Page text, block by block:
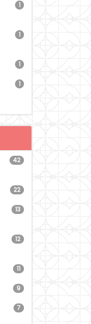
1
1
1
1
42
22
13
12
11
9
7